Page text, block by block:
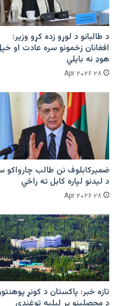
د طالبانو د لوړو زده کړو وزیر:
افغانان زخمونو سره عادت او
هوډ نه بایلي
۲۸ Apr ۲۰۲۶
ضمیرکابلوف نن طالب چارواکو
د لیدنو لپاره کابل ته راځي
۲۸ Apr ۲۰۲۶
تازه خبر: پاکستان د کونړ